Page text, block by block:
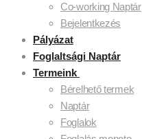
Co-working Naptár
Bejelentkezés
Pályázat
Foglaltsági Naptár
Termeink
Bérelhető termek
Naptár
Foglalok